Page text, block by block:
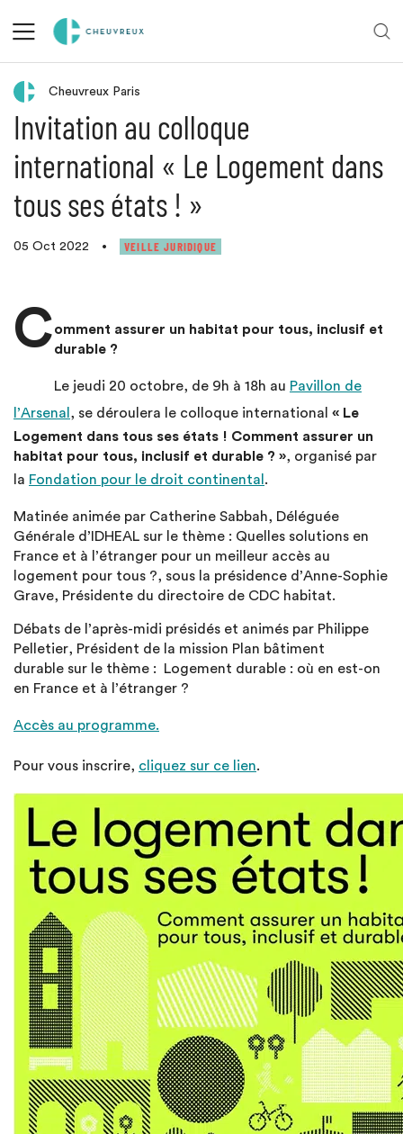
Retour aux actualités
Cheuvreux Paris
Invitation au colloque
international « Le Logement dans
tous ses états ! »
05 Oct 2022 • VEILLE JURIDIQUE
Comment assurer un habitat pour tous, inclusif et
durable ?
­Le jeudi 20 octobre, de 9h à 18h au Pavillon de
l’Arsenal , se déroulera le colloque international « Le
Logement dans tous ses états ! Comment assurer un
habitat pour tous, inclusif et durable ? », organisé par
la Fondation pour le droit continental .
Matinée animée par Catherine Sabbah, Déléguée
Générale d’IDHEAL sur le thème : Quelles solutions en
France et à l’étranger pour un meilleur accès au
logement pour tous ?, sous la présidence d’Anne-Sophie
Grave, Présidente du directoire de CDC habitat.
Débats de l’après-midi présidés et animés par Philippe
Pelletier, Président de la mission Plan bâtiment
durable sur le thème : Logement durable : où en est-on
en France et à l’étranger ?
Accès au programme.­
Pour vous inscrire, cliquez sur ce lien.